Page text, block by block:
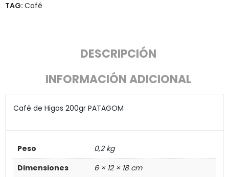
TAG: Café
DESCRIPCIÓN
INFORMACIÓN ADICIONAL
Café de Higos 200gr PATAGOM
Peso
0,2 kg
Dimensiones
6 × 12 × 18 cm